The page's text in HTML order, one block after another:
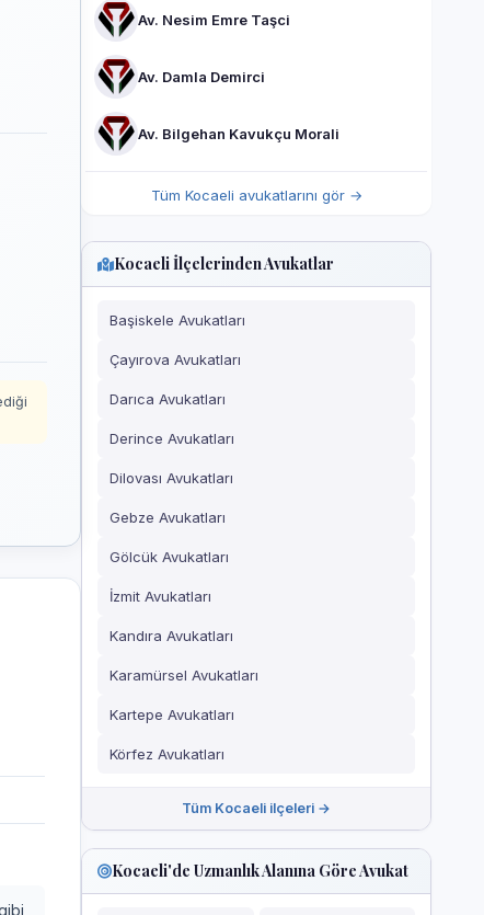
Av. Nesim Emre Taşci
Av. Damla Demirci
Av. Bilgehan Kavukçu Morali
Tüm Kocaeli avukatlarını gör →
Kocaeli İlçelerinden Avukatlar
Başiskele Avukatları
Çayırova Avukatları
Darıca Avukatları
Derince Avukatları
Dilovası Avukatları
Gebze Avukatları
Gölcük Avukatları
İzmit Avukatları
Kandıra Avukatları
Karamürsel Avukatları
Kartepe Avukatları
Körfez Avukatları
Tüm Kocaeli ilçeleri →
Kocaeli'de Uzmanlık Alanına Göre Avukat